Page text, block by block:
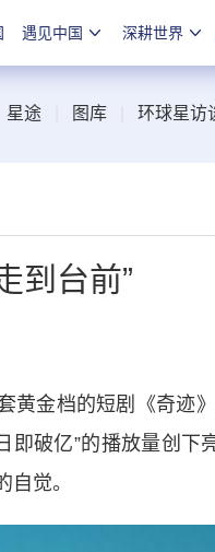
遇见中国 深耕世界
星途 图库 环球星访
到台前”
金档的短剧《奇迹
破亿”的播放量创下
觉。